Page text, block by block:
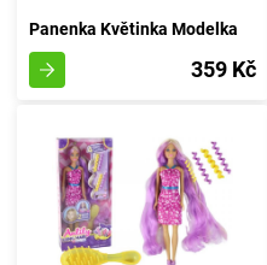
Panenka Květinka Modelka
359 Kč